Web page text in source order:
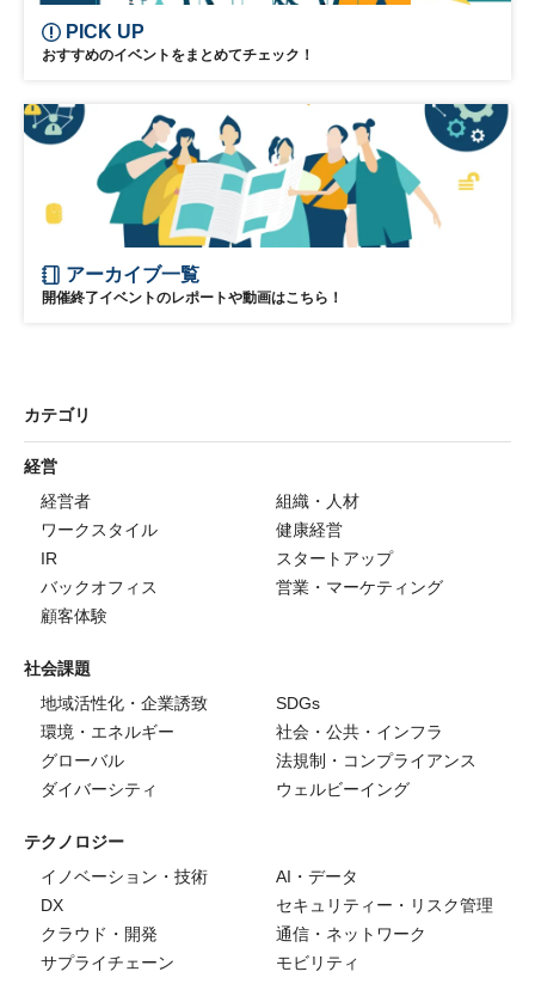
PICK UP
おすすめのイベントをまとめてチェック！
アーカイブ一覧
開催終了イベントのレポートや動画はこちら！
カテゴリ
経営
経営者
組織・人材
ワークスタイル
健康経営
IR
スタートアップ
バックオフィス
営業・マーケティング
顧客体験
社会課題
地域活性化・企業誘致
SDGs
環境・エネルギー
社会・公共・インフラ
グローバル
法規制・コンプライアンス
ダイバーシティ
ウェルビーイング
テクノロジー
イノベーション・技術
AI・データ
DX
セキュリティー・リスク管理
クラウド・開発
通信・ネットワーク
サプライチェーン
モビリティ